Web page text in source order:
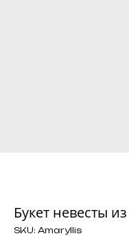
Букет невесты
SKU: Amaryllis